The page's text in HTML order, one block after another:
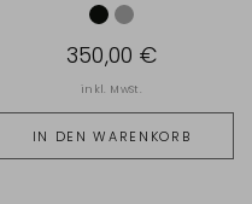
IN DEN WARENKORB
350,00 €
inkl. MwSt.